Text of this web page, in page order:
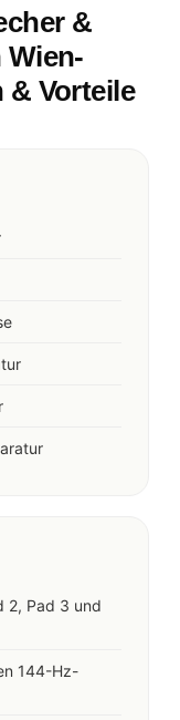
&
& Vorteile
2, Pad 3 und
144-Hz-